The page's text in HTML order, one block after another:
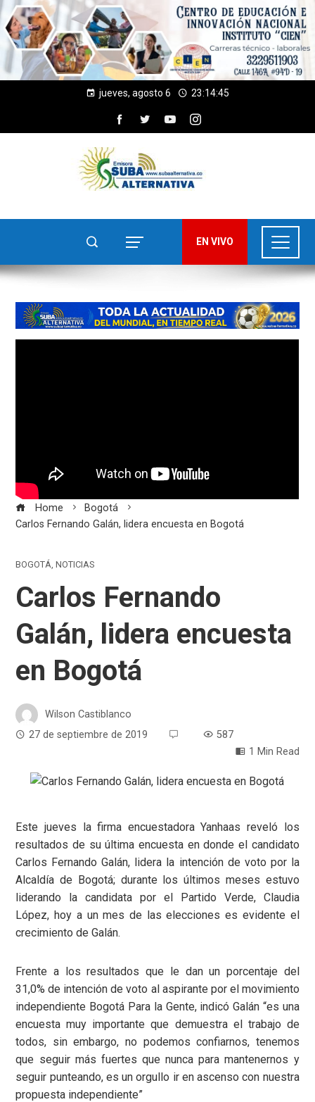
jueves, agosto 6 23:14:47
EN VIVO
Home
Bogotá
Carlos Fernando Galán, lidera encuesta en Bogotá
BOGOTÁ,NOTICIAS
Carlos Fernando
Galán, lidera encuesta
en Bogotá
Wilson Castiblanco
27 de septiembre de 2019
587
1 Min Read
Este jueves la firma encuestadora Yanhaas reveló los
resultados de su última encuesta en donde el candidato
Carlos Fernando Galán, lidera la intención de voto por la
Alcaldía de Bogotá; durante los últimos meses estuvo
liderando la candidata por el Partido Verde, Claudia
López, hoy a un mes de las elecciones es evidente el
crecimiento de Galán.
Frente a los resultados que le dan un porcentaje del
31,0% de intención de voto al aspirante por el movimiento
independiente Bogotá Para la Gente, indicó Galán “es una
encuesta muy importante que demuestra el trabajo de
todos, sin embargo, no podemos confiarnos, tenemos
que seguir más fuertes que nunca para mantenernos y
seguir punteando, es un orgullo ir en ascenso con nuestra
propuesta independiente”